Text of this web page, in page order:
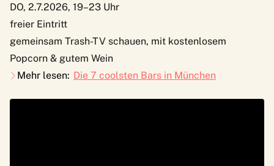
DO, 2.7.2026, 19–23 Uhr
freier Eintritt
gemeinsam Trash-TV schauen, mit kostenlosem
Popcorn & gutem Wein
Mehr lesen: Die 7 coolsten Bars in München